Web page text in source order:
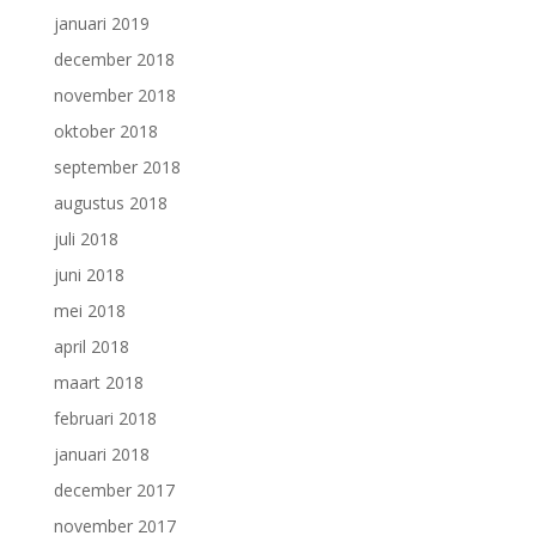
januari 2019
december 2018
november 2018
oktober 2018
september 2018
augustus 2018
juli 2018
juni 2018
mei 2018
april 2018
maart 2018
februari 2018
januari 2018
december 2017
november 2017